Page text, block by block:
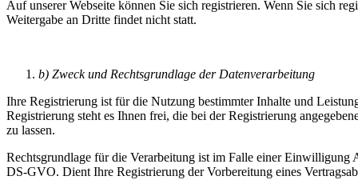
Auf unserer Webseite können Sie sich registrieren. Wenn Sie sich
Weitergabe an Dritte findet nicht statt.
b) Zweck und Rechtsgrundlage der Datenverarbeitung
Ihre Registrierung ist für die Nutzung bestimmter Inhalte und
Registrierung steht es Ihnen frei, die bei der Registrierung
zu lassen.
Rechtsgrundlage für die Verarbeitung ist im Falle einer
DS-GVO. Dient Ihre Registrierung der Vorbereitung eines